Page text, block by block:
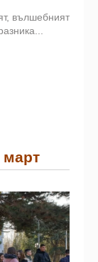
вълшебният
март